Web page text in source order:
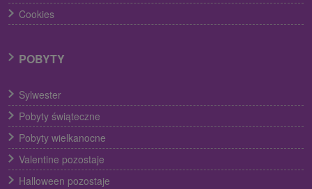
Cookies
POBYTY
Sylwester
Pobyty świąteczne
Pobyty wielkanocne
Valentine pozostaje
Halloween pozostaje